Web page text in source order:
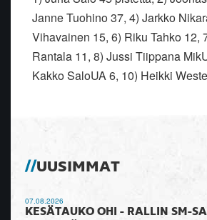
Janne Tuohino 37, 4) Jarkko
Vihavainen 15, 6) Riku Tahko 12,
Rantala 11, 8) Jussi Tiippana
Kakko SaloUA 6, 10) Heikki
UUSIMMAT
07.08.2026
KESÄTAUKO OHI - RALLIN SM-